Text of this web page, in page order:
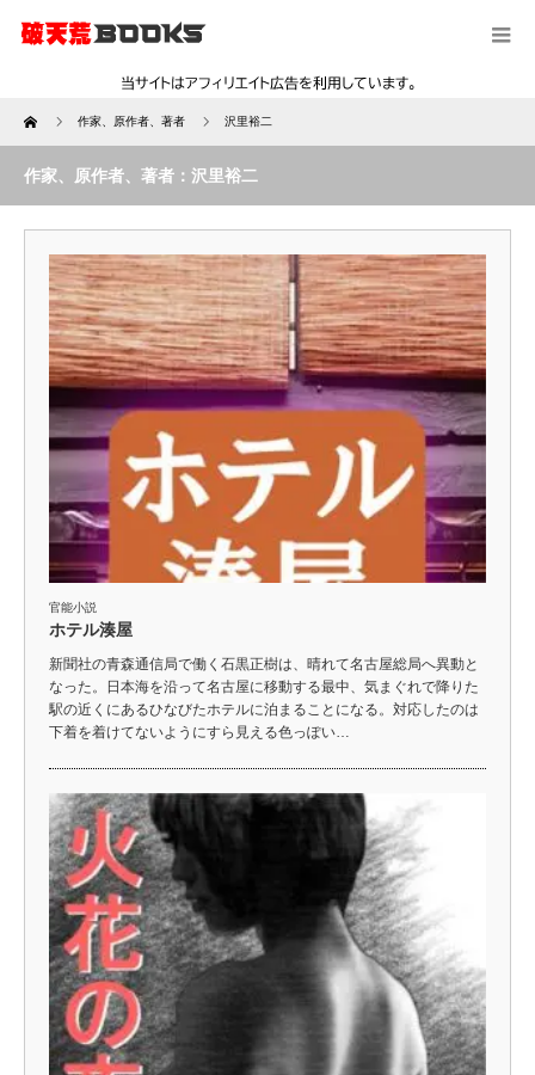
Home 作家、原作者、著者 沢里裕二
作家、原作者、著者：沢里裕二
官能小説
ホテル湊屋
新聞社の青森通信局で働く石黒正樹は、晴れて名古屋総局へ異動と
なった。日本海を沿って名古屋に移動する最中、気まぐれで降りた
駅の近くにあるひなびたホテルに泊まることになる。対応したのは
下着を着けてないようにすら見える色っぽい…